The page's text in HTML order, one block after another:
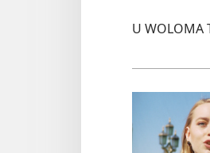
U WOLOMA